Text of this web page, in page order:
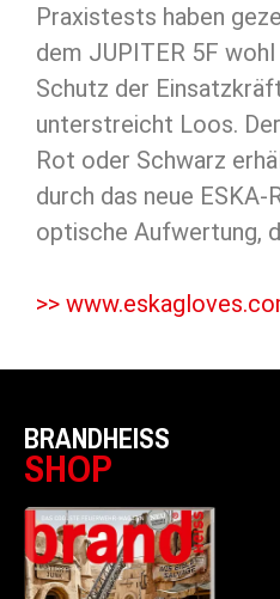
Praxistests haben
dem JUPITER 5F
Schutz der
unterstreicht Loos.
Rot oder Schwarz
durch das neue
optische Aufwertung,
>>
BRANDHEISS
SHOP